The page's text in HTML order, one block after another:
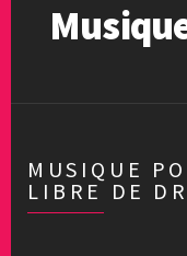
MUSIQUE
LIBRE DE